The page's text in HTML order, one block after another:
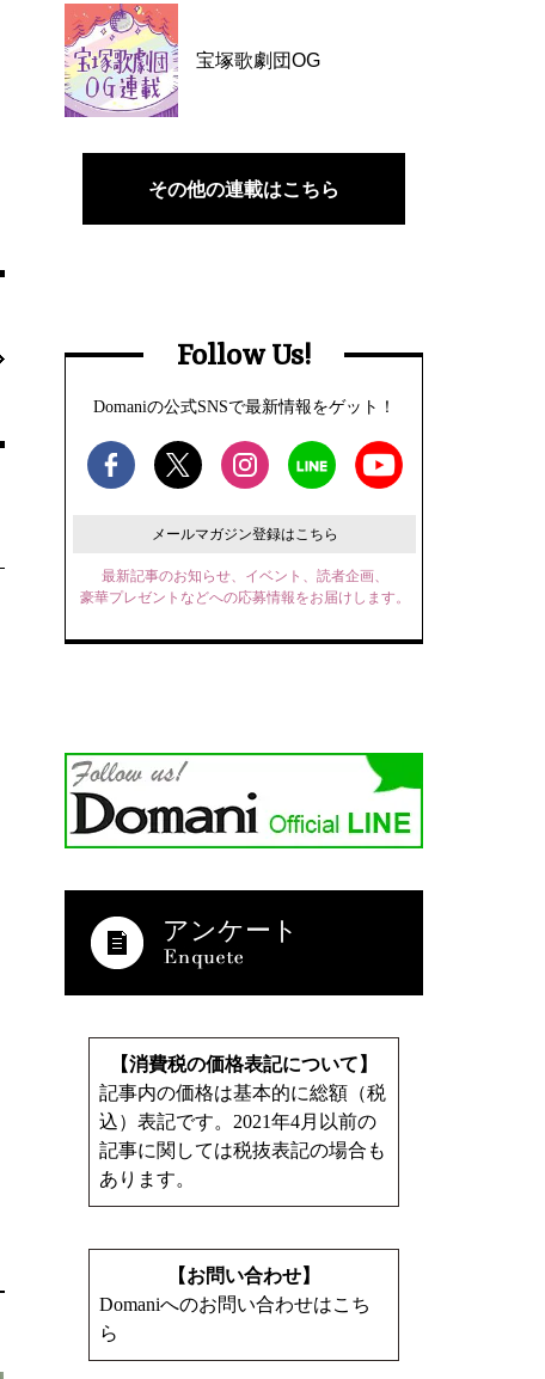
宝塚歌劇団OG
その他の連載はこちら
Follow Us!
Domaniの公式SNSで最新情報をゲット！
メールマガジン登録はこちら
最新記事のお知らせ、イベント、読者企画、
豪華プレゼントなどへの応募情報をお届けします。
アンケート
【消費税の価格表記について】
記事内の価格は基本的に総額（税
込）表記です。2021年4月以前の
記事に関しては税抜表記の場合も
あります。
【お問い合わせ】
Domaniへのお問い合わせはこち
ら